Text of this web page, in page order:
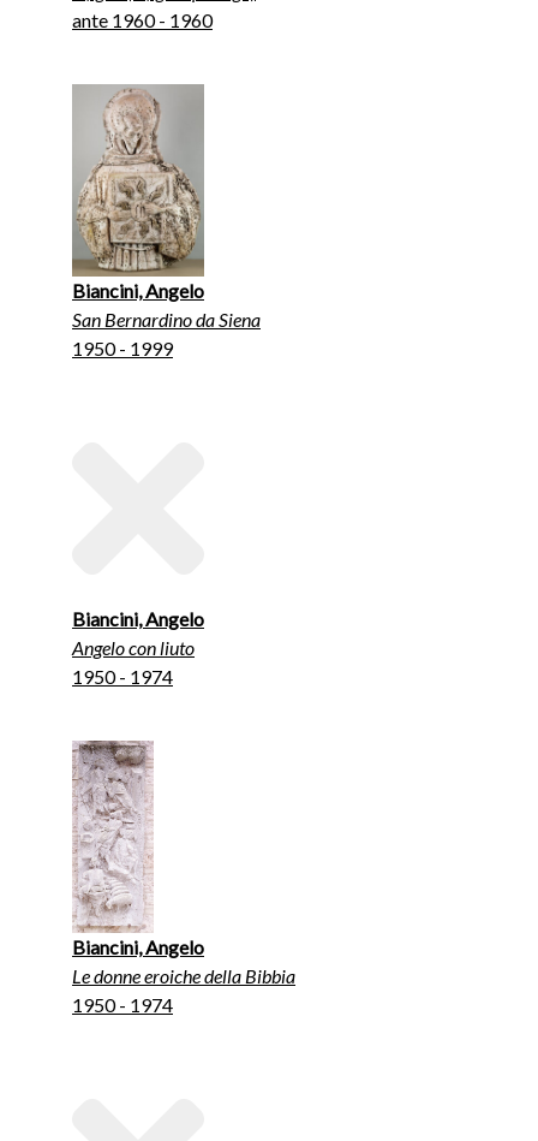
ante 1960 - 1960
Biancini, Angelo
San Bernardino da Siena
1950 - 1999
Biancini, Angelo
Angelo con liuto
1950 - 1974
Biancini, Angelo
Le donne eroiche della Bibbia
1950 - 1974